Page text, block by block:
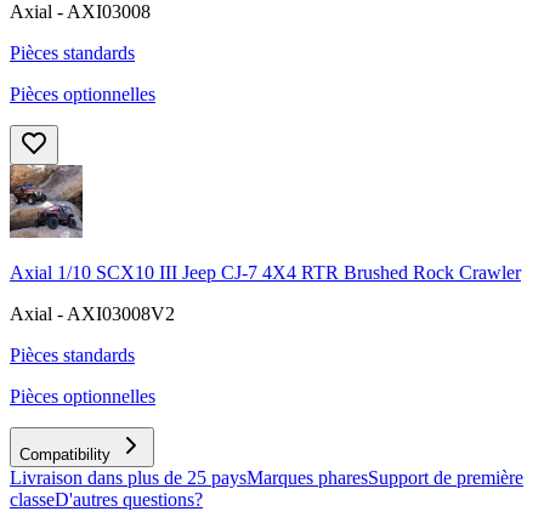
Axial - AXI03008
Pièces standards
Pièces optionnelles
Axial 1/10 SCX10 III Jeep CJ-7 4X4 RTR Brushed Rock Crawler
Axial - AXI03008V2
Pièces standards
Pièces optionnelles
Compatibility
Livraison dans plus de 25 paysMarques pharesSupport de première
classeD'autres questions?